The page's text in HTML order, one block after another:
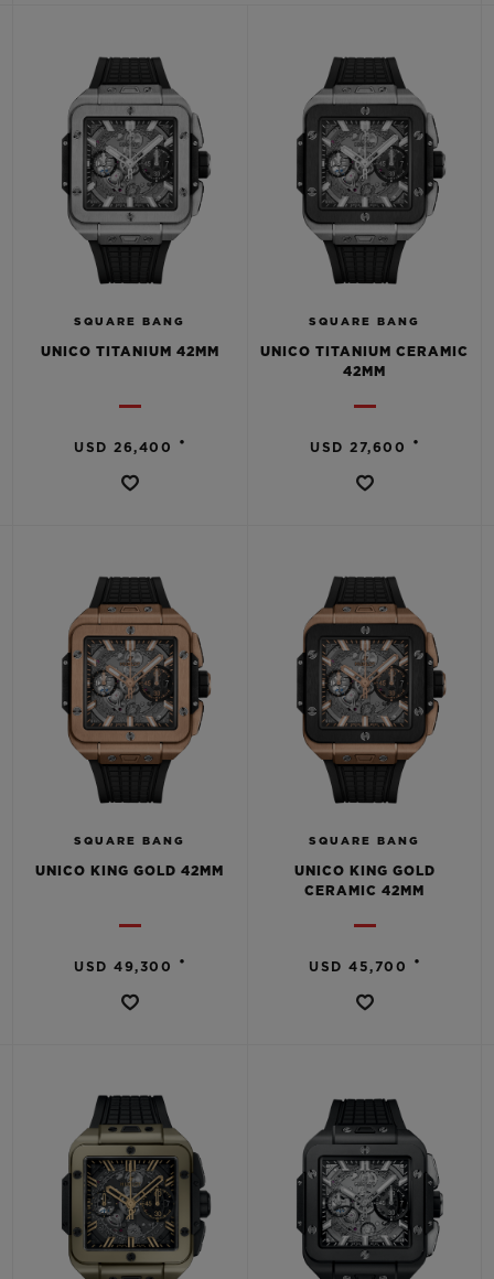
SQUARE BANG
UNICO TITANIUM 42MM
USD 26,400 •
SQUARE BANG
UNICO TITANIUM CERAMIC
42MM
USD 27,600 •
SQUARE BANG
UNICO KING GOLD 42MM
USD 49,300 •
SQUARE BANG
UNICO KING GOLD
CERAMIC 42MM
USD 45,700 •
ЭКСКЛЮЗИВНЫЕ УСЛУГИ
ГАРАНТИЯ 5+5
HUBLOTISTA И РАСШИРЕННАЯ ГАРАНТИЯ
БЕЗОПАСНАЯ ОПЛАТА
КОНТАКТЫ
НАЙТИ БУТИК